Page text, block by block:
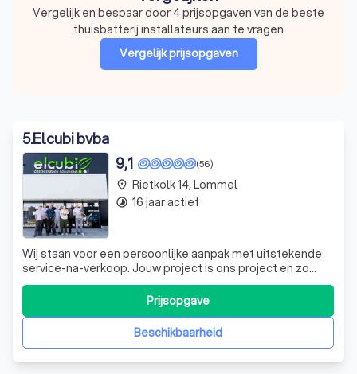
Vergelijk en bespaar door 4 prijsopgaven van de beste
thuisbatterij installateurs aan te vragen
Vergelijk prijsopgaven
5.Elcubi bvba
(56)
9,1
Wij staan voor een persoonlijke aanpak met uitstekende
service-na-verkoop. Jouw project is ons project en zo
werken wij steeds mét jou, niet vóór jou. Meer dan 11 jaar
ervaring in de sector, een uitstekende prijs-
kwaliteitverhouding én goede communicatie zorgen
ervoor dat je op elk moment begrijpt
Beschikbaarheid
Prijsopgave
place Rietkolk 14, Lommel
timelapse 16 jaar actief